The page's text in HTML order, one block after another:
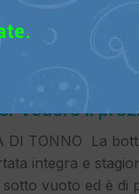
vedere il
DI TONNO La
integra e
vuoto ed è di